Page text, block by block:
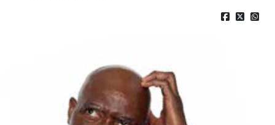
  